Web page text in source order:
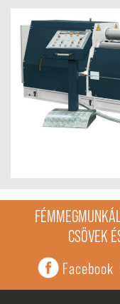
CSÖVEK
Facebook